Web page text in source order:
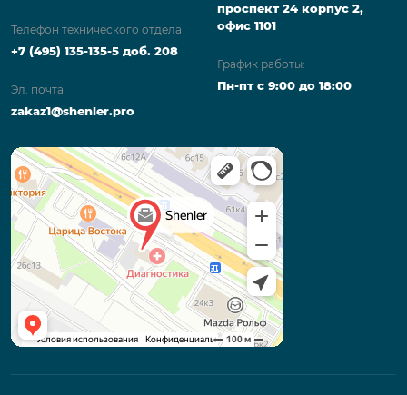
Телефон технического отдела
+7 (495) 135-135-5 доб. 208
Эл. почта
zakaz1@shenler.pro
проспект 24 корпус 2,
офис 1101
График работы:
Пн-пт с 9:00 до 18:00